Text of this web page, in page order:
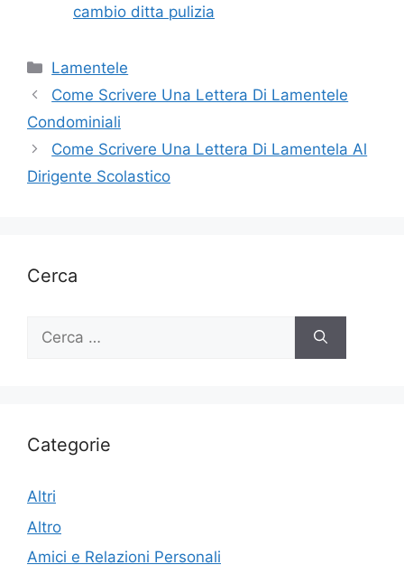
cambio ditta pulizia
Categorie
Lamentele
Come Scrivere Una Lettera Di Lamentele
Condominiali
Come Scrivere Una Lettera Di Lamentela Al
Dirigente Scolastico
Cerca
Ricerca
Categorie
Altri
Altro
Amici e Relazioni Personali